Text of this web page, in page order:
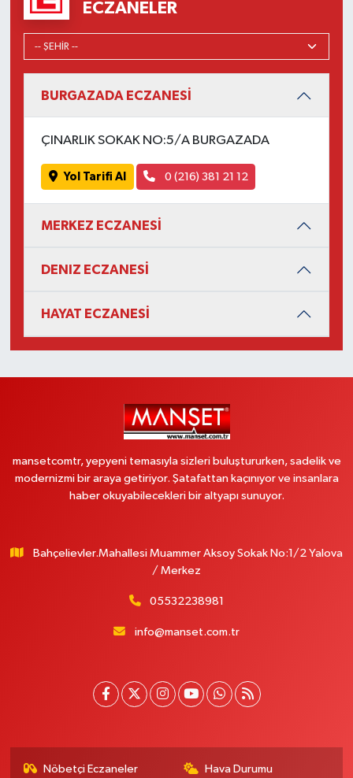
ECZANELER
BURGAZADA ECZANESİ
ÇINARLIK SOKAK NO:5/A BURGAZADA
Yol Tarifi Al 0 (216) 381 21 12
MERKEZ ECZANESİ
DENIZ ECZANESİ
HAYAT ECZANESİ
mansetcomtr, yepyeni temasıyla sizleri buluştururken, sadelik ve
modernizmi bir araya getiriyor. Şatafattan kaçınıyor ve insanlara
haber okuyabilecekleri bir altyapı sunuyor.
Bahçelievler.Mahallesi Muammer Aksoy Sokak No:1/2 Yalova
/ Merkez
05532238981
info@manset.com.tr
Nöbetçi Eczaneler Hava Durumu